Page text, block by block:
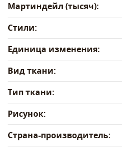
Мартиндейл (тысяч):
Стили:
Единица изменения:
Вид ткани:
Тип ткани:
Рисунок:
Страна-производитель: